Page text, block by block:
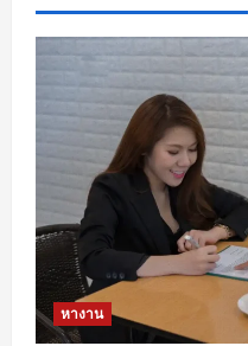
หางาน